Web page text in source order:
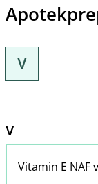
V
V
Vitamin E NAF